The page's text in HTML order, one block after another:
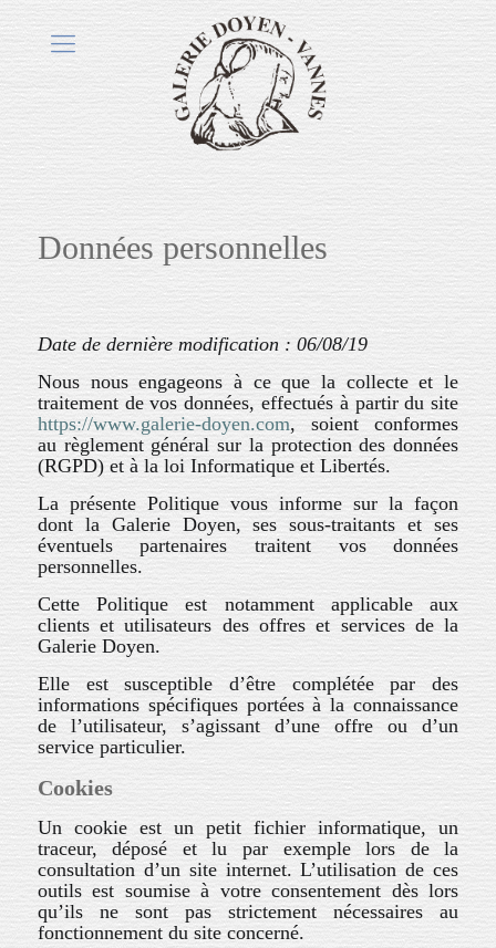
Données personnelles
Date de dernière modification : 06/08/19
Nous nous engageons à ce que la collecte et le
traitement de vos données, effectués à partir du site
https://www.galerie-doyen.com, soient conformes
au règlement général sur la protection des données
(RGPD) et à la loi Informatique et Libertés.
La présente Politique vous informe sur la façon
dont la Galerie Doyen, ses sous-traitants et ses
éventuels partenaires traitent vos données
personnelles.
Cette Politique est notamment applicable aux
clients et utilisateurs des offres et services de la
Galerie Doyen.
Elle est susceptible d’être complétée par des
informations spécifiques portées à la connaissance
de l’utilisateur, s’agissant d’une offre ou d’un
service particulier.
Cookies
Un cookie est un petit fichier informatique, un
traceur, déposé et lu par exemple lors de la
consultation d’un site internet. L’utilisation de ces
outils est soumise à votre consentement dès lors
qu’ils ne sont pas strictement nécessaires au
fonctionnement du site concerné.